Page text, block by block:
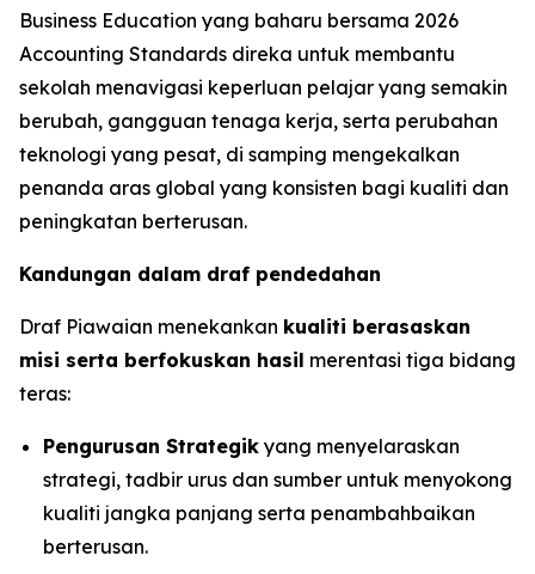
Business Education yang baharu bersama 2026
Accounting Standards direka untuk membantu
sekolah menavigasi keperluan pelajar yang semakin
berubah, gangguan tenaga kerja, serta perubahan
teknologi yang pesat, di samping mengekalkan
penanda aras global yang konsisten bagi kualiti dan
peningkatan berterusan.
Kandungan dalam draf pendedahan
Draf Piawaian menekankan kualiti berasaskan
misi serta berfokuskan hasil merentasi tiga bidang
teras:
Pengurusan Strategik yang menyelaraskan
strategi, tadbir urus dan sumber untuk menyokong
kualiti jangka panjang serta penambahbaikan
berterusan.